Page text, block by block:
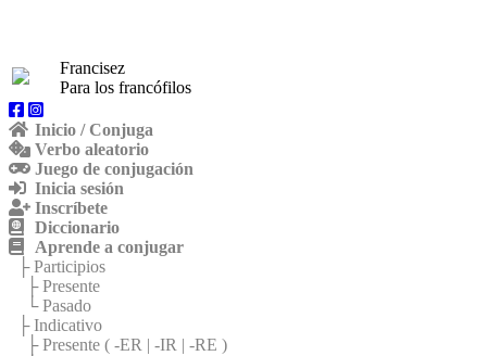
Francisez
Para los francófilos
Inicio / Conjuga
Verbo aleatorio
Juego de conjugación
Inicia sesión
Inscríbete
Diccionario
Aprende a conjugar
├ Participios
├ Presente
└ Pasado
├ Indicativo
├ Presente ( -ER | -IR | -RE )